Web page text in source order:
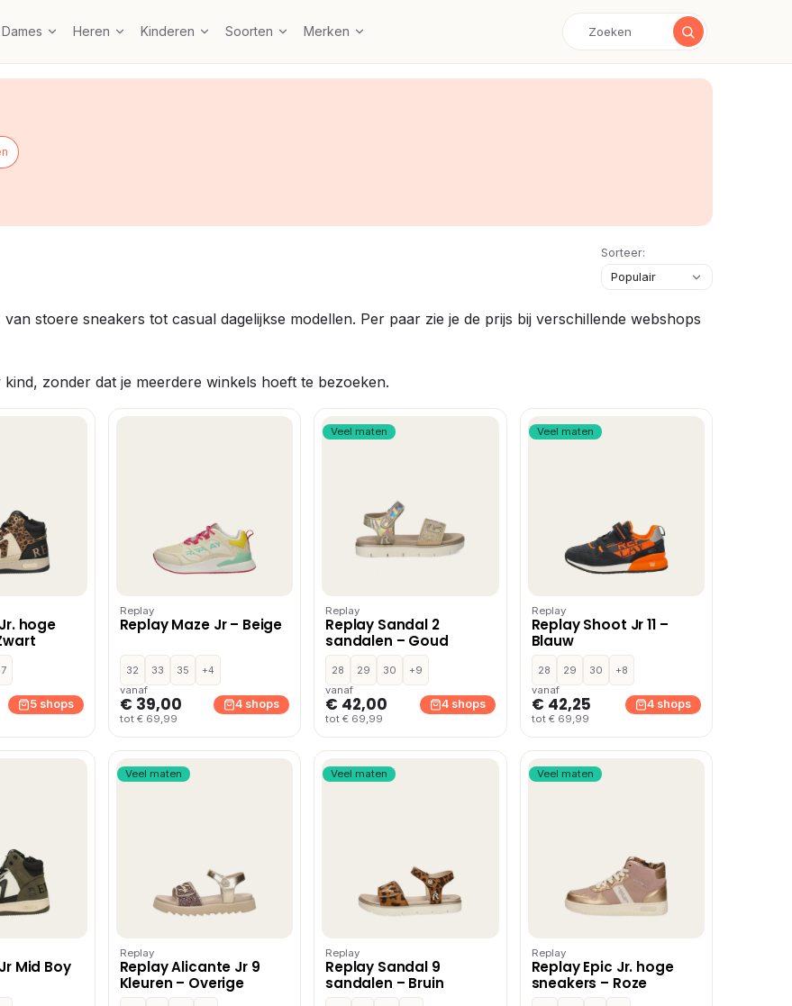
Dames Heren Kinderen Soorten Merken
Sorteer:
stoere sneakers tot casual dagelijkse modellen. Per paar zie je de prijs bij verschillende webshops
zonder dat je meerdere winkels hoeft te bezoeken.
hoge
5 shops
Replay
Replay Maze Jr – Beige
32 33 35
+4
vanaf
€ 39,00
tot € 69,99
4 shops
Veel maten
Replay
Replay Sandal 2
sandalen – Goud
28 29 30
+9
vanaf
€ 42,00
tot € 69,99
4 shops
Veel maten
Replay
Replay Shoot Jr 11 –
Blauw
28 29 30
+8
vanaf
€ 42,25
tot € 69,99
4 shops
Mid Boy
Veel maten
Replay
Replay Alicante Jr 9
Kleuren – Overige
Veel maten
Replay
Replay Sandal 9
sandalen – Bruin
Veel maten
Replay
Replay Epic Jr. hoge
sneakers – Roze